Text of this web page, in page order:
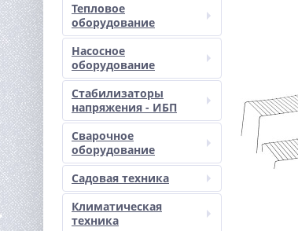
Тепловое
оборудование
Насосное
оборудование
Стабилизаторы
напряжения - ИБП
Сварочное
оборудование
Садовая техника
Климатическая
техника